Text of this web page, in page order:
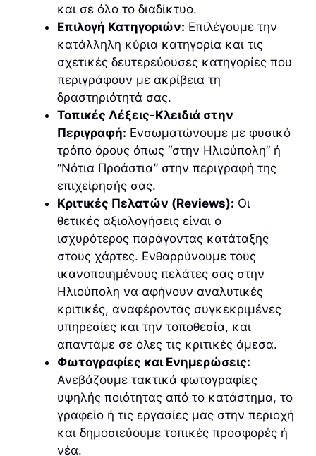
και σε όλο το διαδίκτυο.
Επιλογή Κατηγοριών: Επιλέγουμε την
κατάλληλη κύρια κατηγορία και τις
σχετικές δευτερεύουσες κατηγορίες που
περιγράφουν με ακρίβεια τη
δραστηριότητά σας.
Τοπικές Λέξεις-Κλειδιά στην
Περιγραφή: Ενσωματώνουμε με φυσικό
τρόπο όρους όπως “στην Ηλιούπολη” ή
“Νότια Προάστια” στην περιγραφή της
επιχείρησής σας.
Κριτικές Πελατών (Reviews): Οι
θετικές αξιολογήσεις είναι ο
ισχυρότερος παράγοντας κατάταξης
στους χάρτες. Ενθαρρύνουμε τους
ικανοποιημένους πελάτες σας στην
Ηλιούπολη να αφήνουν αναλυτικές
κριτικές, αναφέροντας συγκεκριμένες
υπηρεσίες και την τοποθεσία, και
απαντάμε σε όλες τις κριτικές άμεσα.
Φωτογραφίες και Ενημερώσεις:
Ανεβάζουμε τακτικά φωτογραφίες
υψηλής ποιότητας από το κατάστημα, το
γραφείο ή τις εργασίες μας στην περιοχή
και δημοσιεύουμε τοπικές προσφορές ή
νέα.